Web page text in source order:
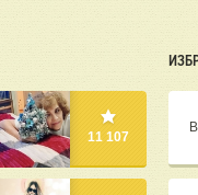
11 107